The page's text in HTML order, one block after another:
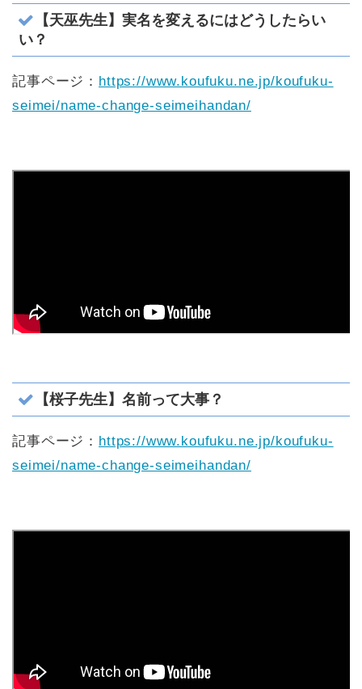
【天巫先生】実名を変えるにはどうしたらい
い？
記事ページ： https://www.koufuku.ne.jp/koufuku-
seimei/name-change-seimeihandan/
【桜子先生】名前って大事？
記事ページ： https://www.koufuku.ne.jp/koufuku-
seimei/name-change-seimeihandan/